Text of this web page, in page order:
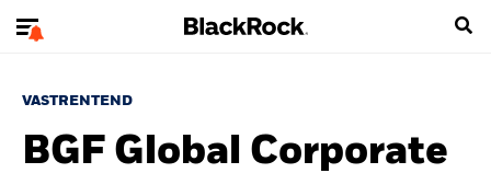
VASTRENTEND
BGF Global Corporate